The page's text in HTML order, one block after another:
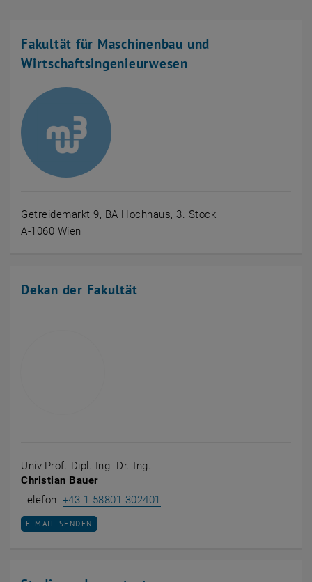
Fakultät für Maschinenbau und
Wirtschaftsingenieurwesen
Getreidemarkt 9, BA Hochhaus, 3. Stock
A-1060 Wien
Dekan der Fakultät
Univ.Prof. Dipl.-Ing. Dr.-Ing.
Christian Bauer
Telefon: +43 1 58801 302401
E-MAIL AN CHRISTIAN BAUER SENDEN
E-MAIL SENDEN